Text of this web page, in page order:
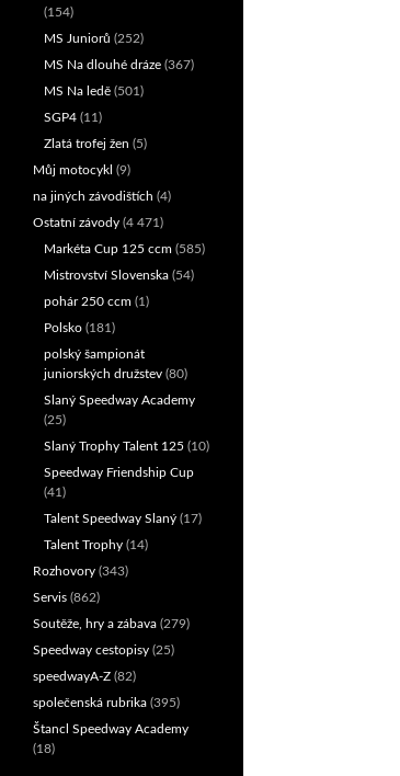
(154)
MS Juniorů (252)
MS Na dlouhé dráze (367)
MS Na ledě (501)
SGP4 (11)
Zlatá trofej žen (5)
Můj motocykl (9)
na jiných závodištích (4)
Ostatní závody (4 471)
Markéta Cup 125 ccm (585)
Mistrovství Slovenska (54)
pohár 250 ccm (1)
Polsko (181)
polský šampionát
juniorských družstev (80)
Slaný Speedway Academy
(25)
Slaný Trophy Talent 125 (10)
Speedway Friendship Cup
(41)
Talent Speedway Slaný (17)
Talent Trophy (14)
Rozhovory (343)
Servis (862)
Soutěže, hry a zábava (279)
Speedway cestopisy (25)
speedwayA-Z (82)
společenská rubrika (395)
Štancl Speedway Academy
(18)